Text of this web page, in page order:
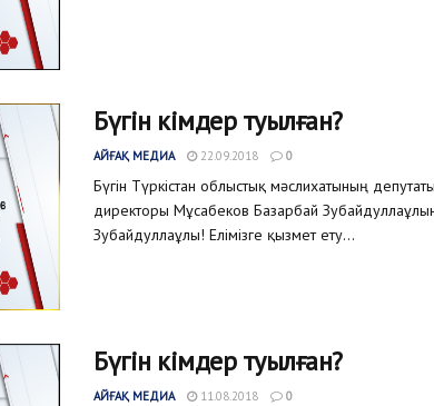
Бүгін кімдер туылған?
АЙҒАҚ МЕДИА 22.09.2018 0
Бүгін Түркістан облыстық мәслихатының
директоры Мұсабеков Базарбай
Зубайдуллаұлы! Елімізге қызмет ету...
Бүгін кімдер туылған?
АЙҒАҚ МЕДИА 11.08.2018 0